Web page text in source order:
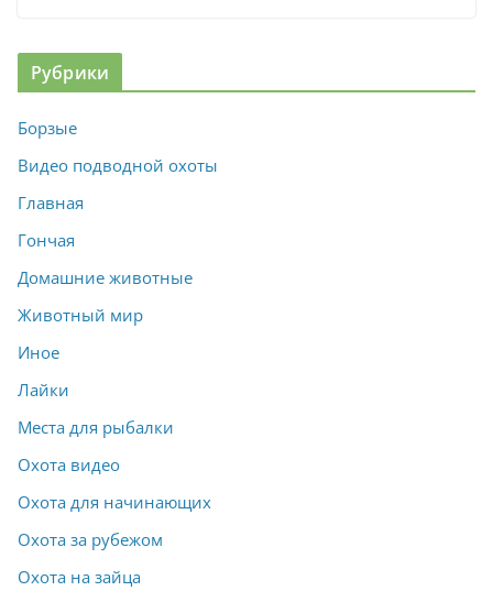
Рубрики
Борзые
Видео подводной охоты
Главная
Гончая
Домашние животные
Животный мир
Иное
Лайки
Места для рыбалки
Охота видео
Охота для начинающих
Охота за рубежом
Охота на зайца